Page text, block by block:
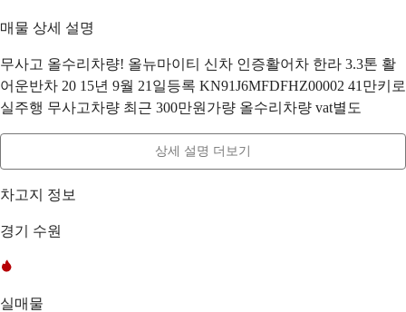
매물 상세 설명
무사고 올수리차량! 올뉴마이티 신차 인증활어차 한라 3.3톤 활
어운반차 20 15년 9월 21일등록 KN91J6MFDFHZ00002 41만키로
실주행 무사고차량 최근 300만원가량 올수리차량 vat별도
상세 설명 더보기
차고지 정보
경기 수원
실매물